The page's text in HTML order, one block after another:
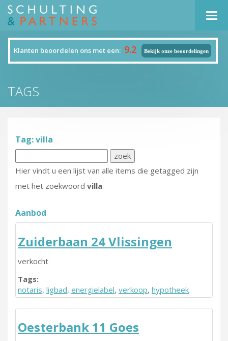
Klanten beoordelen ons met een: 9.2 Bekijk onze beoordelingen
TAGS
Tag: villa
Hier vindt u een lijst van alle items die getagged zijn
met het zoekwoord villa.
Aanbod
Zuiderbaan 24 Vlissingen
verkocht
Tags:
notaris, ligbad, energielabel, verkoop, hypotheek
Oesterbank 11 Goes